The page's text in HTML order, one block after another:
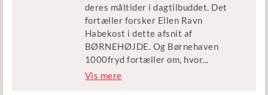
deres måltider i dagtilbuddet. Det
fortæller forsker Ellen Ravn
Habekost i dette afsnit af
BØRNEHØJDE. Og Børnehaven
1000fryd fortæller om, hvor...
dan de har grebet opgaven an.
Vis mere